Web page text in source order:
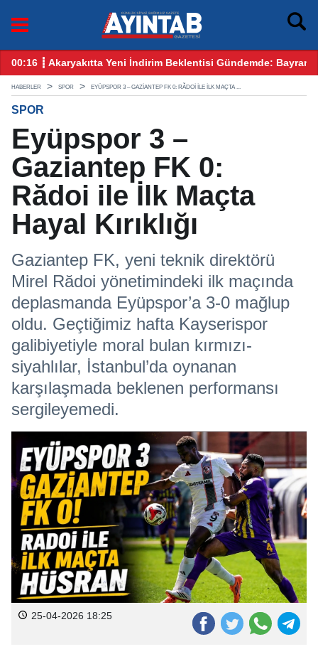
Öncesi Gözler Benzin ve Motorinde
12:25 ┋ CHP Gaziantep Karıştı: Ankara’dan Gelen Kulis
HABERLER SPOR EYÜPSPOR 3 – GAZIANTEP FK 0: RĂDOI ILE İLK MAÇTA ...
SPOR
Eyüpspor 3 –
Gaziantep FK 0:
Rădoi ile İlk Maçta
Hayal Kırıklığı
Gaziantep FK, yeni teknik direktörü
Mirel Rădoi yönetimindeki ilk maçında
deplasmanda Eyüpspor’a 3-0 mağlup
oldu. Geçtiğimiz hafta Kayserispor
galibiyetiyle moral bulan kırmızı-
siyahlılar, İstanbul’da oynanan
karşılaşmada beklenen performansı
sergileyemedi.
25-04-2026 18:25